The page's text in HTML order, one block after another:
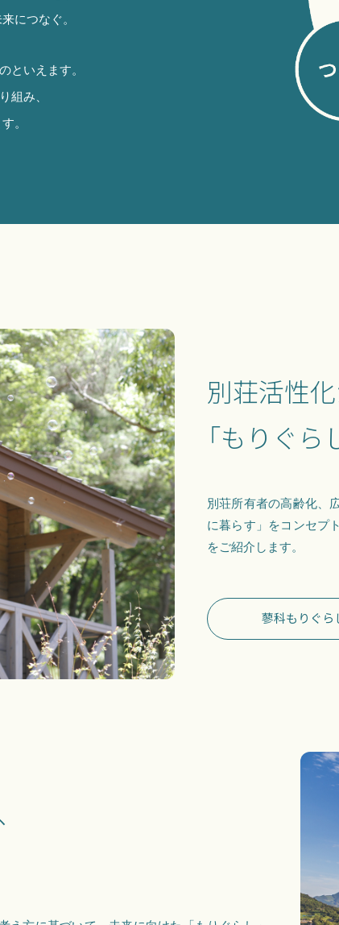
につなぐ。
といえます。
組み、
。
別荘活性
「もりぐら
別荘所有者の高齢化、
に暮らす」をコンセプ
をご紹介します。
蓼科もりぐら